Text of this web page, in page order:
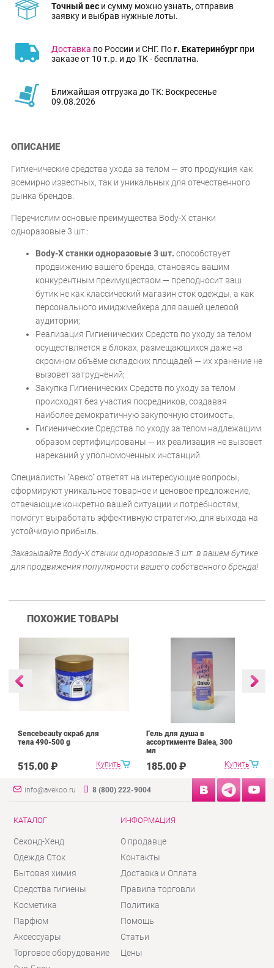
Точный вес и сумму можно узнать, отправив
заявку и выбрав нужные лоты.
Доставка по России и СНГ. Пог. Екатеринбург при
заказе от 10 т.р. и до ТК - бесплатна.
Ближайшая отгрузка до ТК: Воскресенье
09.08.2026
ОПИСАНИЕ
Гигиенические средства ухода за телом — это продукция как
всемирно известных, так и уникальных для отечественного
рынка брендов.
Перечислим основые преимущества Body-X станки
одноразовые 3 шт.:
Body-X станки одноразовые 3 шт. способствует
продвижению вашего бренда, становясь вашим
конкурентным преимуществом — преподносит ваш
бутик не как классический магазин сток одежды, а как
персонального имиджмейкера для вашей целевой
аудитории;
Реализация Гигиенических Средств по уходу за телом
осуществляется в блоках, размещающихся даже на
скромном объёме складских площадей — их хранение не
вызовет затруднений;
Закупка Гигиенических Средств по уходу за телом
происходят без участия посредников, создавая
наиболее демократичную закупочную стоимость;
Гигиенические Средства по уходу за телом надлежащим
образом сертифицированы — их реализация не вызовет
нареканий у уполномоченных инстанций.
Специалисты "Авеко" ответят на интересующие вопросы,
сформируют уникальное товарное и ценовое предложение,
отвечающие конкретно вашей ситуации и потребностям,
помогут выработать эффективную стратегию, для выхода на
устойчивую прибыль.
Заказывайте Body-X станки одноразовые 3 шт. в вашем бутике
для продвижения популярности вашего собственного бренда!
ПОХОЖИЕ ТОВАРЫ
Купить
Sencebeauty скраб для
тела 490-500 g
515.00 ₽ Купить
Гель для душа в
ассортименте Balea, 300
мл
185.00 ₽
info@avekoo.ru 8 (800) 222-9004
КАТАЛОГ
Секонд-Хенд
Одежда Сток
Бытовая химия
Средства гигиены
Косметика
Парфюм
Аксессуары
Торговое оборудование
ИНФОРМАЦИЯ
О продавце
Контакты
Доставка и Оплата
Правила торговли
Политика
Помощь
Статьи
Цены